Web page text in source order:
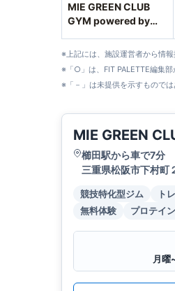
MIE GREEN CLUB
GYM powered by
※上記には、施設運営者から情
※「○」は、FIT PALETTE編集部
※「－」は未提供を示すもので
MIE GREEN
櫛田駅から車で7分
三重県松阪市下村町
競技特化型ジム ト
無料体験
プロテイン
月